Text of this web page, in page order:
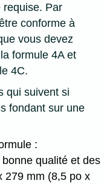
requise. Par
conforme à
vous devez
formule 4A et
4C.
qui suivent si
fondant sur une
:
qualité et des
279 mm (8,5 po x